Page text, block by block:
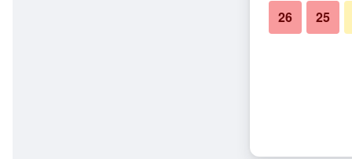
25
26